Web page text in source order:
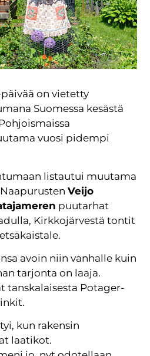
on vietetty
Suomessa kesästä
vuosi pidempi
listautui muutama
Veijo
puutarhat
Kirkkojärvestä tontit
avoin niin vanhalle kuin
tarjonta on laaja.
tanskalaisesta Potager-
kun rakensin
laatikot.